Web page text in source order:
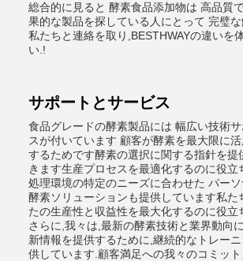
総合的に見ると 酵素食品添加物は 高品質
果的な製品を探している人にとって 完璧な
私たちと連絡を取り,BESTHWAYの違いを
い.!
サポートとサービス
食品グレードの酵素製品には 幅広い技術
スが付いています 顧客が酵素を最大限に
するためです酵素の選択に関する指針を提
きます生産プロセスを最適化するのに役立
処理環境の特定のニーズに合わせた パー
酵素ソリューションも提供しています私た
たの生産性と収益性を最大化するのに役立
さらに,我々は,最新の酵素技術と業界動向
新情報を提供するために,継続的なトレー
供しています.顧客満足への我々のコミッ